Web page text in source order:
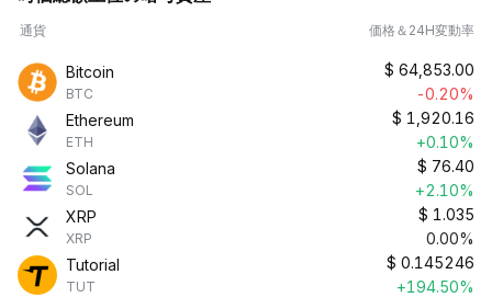
通貨 価格＆24H変動率
Bitcoin
BTC
$ 64,853.00
-0.20%
Ethereum
ETH
$ 1,920.16
+0.10%
Solana
SOL
$ 76.40
+2.10%
XRP
XRP
$ 1.035
0.00%
Tutorial
TUT
$ 0.145246
+194.50%